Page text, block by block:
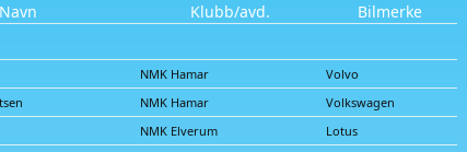
Navn Klubb/avd. Bilmerke
NMK Hamar
Volvo
NMK Hamar
Volkswagen
NMK Elverum
Lotus